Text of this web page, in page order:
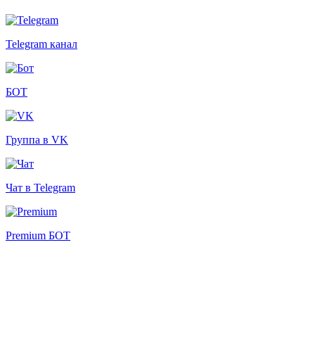
Telegram канал
БОТ
Группа в VK
Чат в Telegram
Premium БОТ